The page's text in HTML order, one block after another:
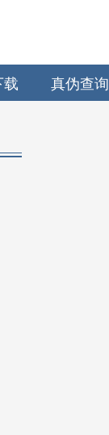
真伪查询